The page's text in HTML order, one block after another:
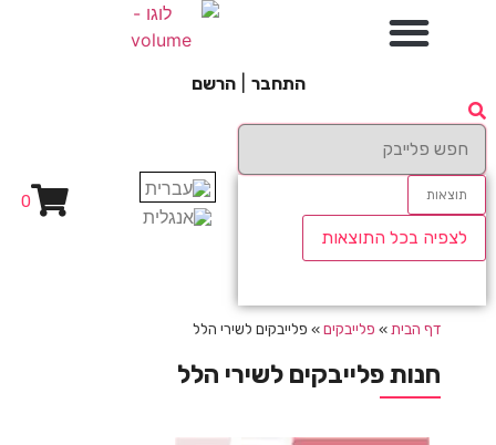
התחבר הרשם
תוצאות
לצפיה בכל התוצאות
0
דף הבית » פלייבקים» פלייבקים לשירי הלל
חנות פלייבקים לשירי הלל